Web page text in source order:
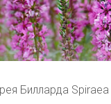
Билларда Spiraea